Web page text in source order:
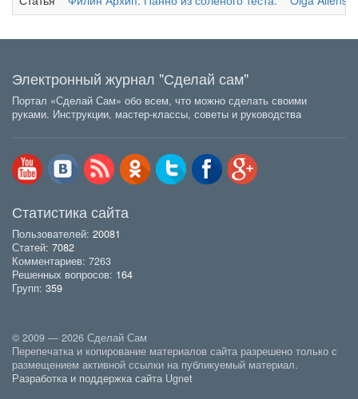
Электронный журнал "Сделай сам"
Портал «Сделай Сам» обо всем, что можно сделать своими
руками. Инструкции, мастер-классы, советы и руководства
Статистика сайта
Пользователей: 20081
Статей: 7082
Комментариев: 7263
Решенных вопросов: 164
Групп: 359
© 2009 — 2026 Сделай Сам
Перепечатка и копирование материалов сайта разрешено только с
размещением активной ссылки на публикуемый материал.
Разработка и поддержка сайта Ugnet